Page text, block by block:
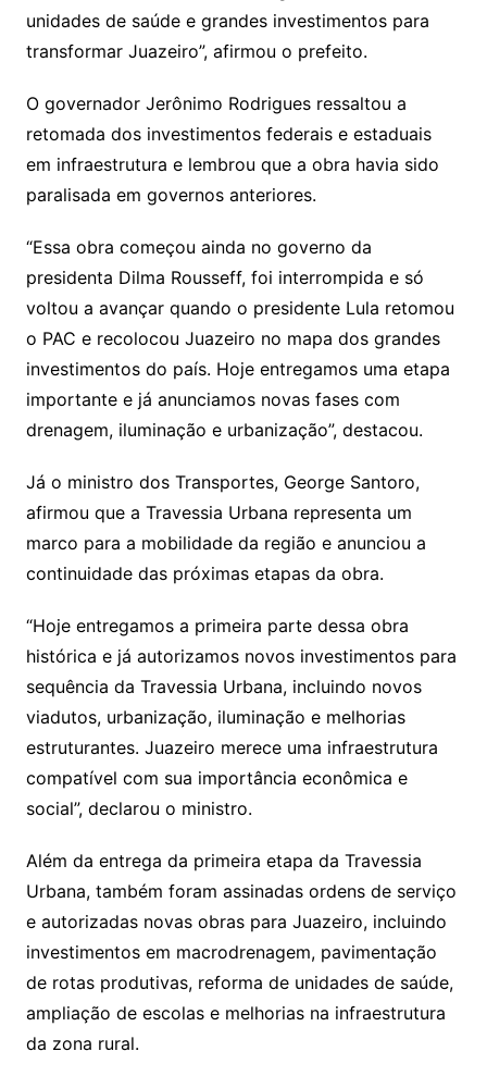
unidades de saúde e grandes investimentos para
transformar Juazeiro”, afirmou o prefeito.
O governador Jerônimo Rodrigues ressaltou a
retomada dos investimentos federais e estaduais
em infraestrutura e lembrou que a obra havia sido
paralisada em governos anteriores.
“Essa obra começou ainda no governo da
presidenta Dilma Rousseff, foi interrompida e só
voltou a avançar quando o presidente Lula retomou
o PAC e recolocou Juazeiro no mapa dos grandes
investimentos do país. Hoje entregamos uma etapa
importante e já anunciamos novas fases com
drenagem, iluminação e urbanização”, destacou.
Já o ministro dos Transportes, George Santoro,
afirmou que a Travessia Urbana representa um
marco para a mobilidade da região e anunciou a
continuidade das próximas etapas da obra.
“Hoje entregamos a primeira parte dessa obra
histórica e já autorizamos novos investimentos para
sequência da Travessia Urbana, incluindo novos
viadutos, urbanização, iluminação e melhorias
estruturantes. Juazeiro merece uma infraestrutura
compatível com sua importância econômica e
social”, declarou o ministro.
Além da entrega da primeira etapa da Travessia
Urbana, também foram assinadas ordens de serviço
e autorizadas novas obras para Juazeiro, incluindo
investimentos em macrodrenagem, pavimentação
de rotas produtivas, reforma de unidades de saúde,
ampliação de escolas e melhorias na infraestrutura
da zona rural.